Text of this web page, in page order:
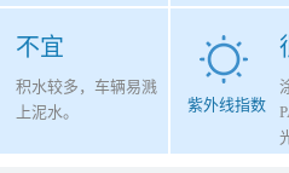
不宜
积水较多，车辆易溅
上泥水。
紫外线指数